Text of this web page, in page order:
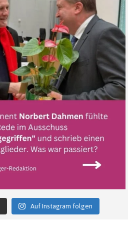
Auf Instagram folgen